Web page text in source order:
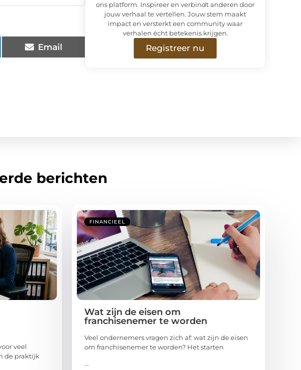
Email
ons platform. Inspireer en verbindt anderen door
jouw verhaal te vertellen. Jouw stem maakt
impact en versterkt een community waar
verhalen écht betekenis krijgen.
Registreer nu
berichten
veel
de praktijk
FINANCIEEL
Wat zijn de eisen om
franchisenemer te worden
Veel ondernemers vragen zich af: wat zijn de eisen
om franchisenemer te worden? Het starten
...